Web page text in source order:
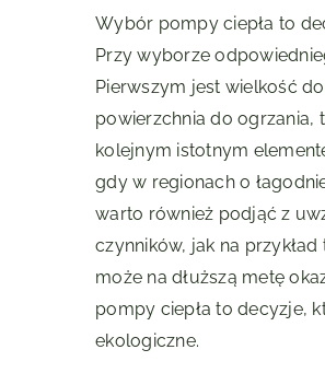
Wybór pompy ciepła to
Przy wyborze
Pierwszym jest wielkość
powierzchnia do ogrzania,
kolejnym istotnym
gdy w regionach o
warto również podjąć z
czynników, jak na
może na dłuższą metę
pompy ciepła to decyzje,
ekologiczne.